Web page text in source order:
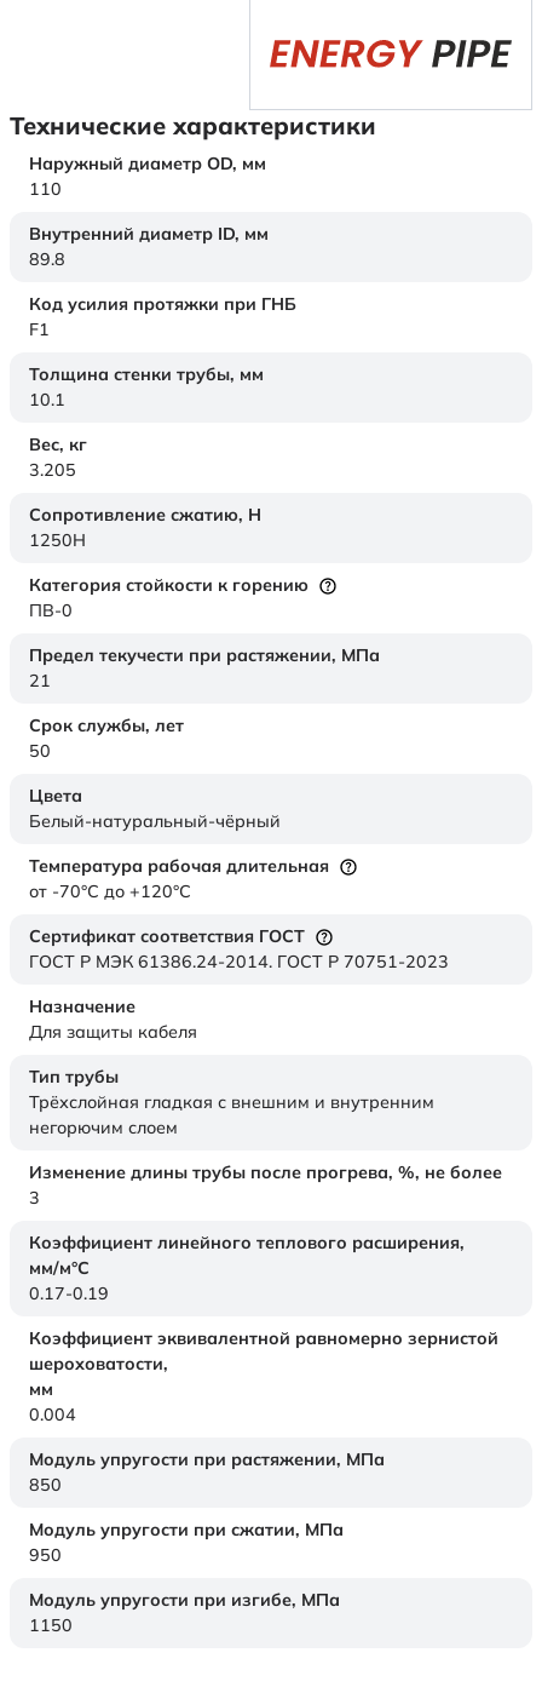
Технические характеристики
Наружный диаметр OD, мм
110
Внутренний диаметр ID, мм
89.8
Код усилия протяжки при ГНБ
F1
Толщина стенки трубы, мм
10.1
Вес, кг
3.205
Сопротивление сжатию, Н
1250H
Категория стойкости к горению
ПВ-0
Предел текучести при растяжении, МПа
21
Срок службы, лет
50
Цвета
Белый-натуральный-чёрный
Температура рабочая длительная
от -70°C до +120°C
Сертификат соответствия ГОСТ
ГОСТ Р МЭК 61386.24-2014. ГОСТ Р 70751-2023
Назначение
Для защиты кабеля
Тип трубы
Трёхслойная гладкая с внешним и внутренним
негорючим слоем
Изменение длины трубы после прогрева, %, не более
3
Коэффициент линейного теплового расширения,
мм/м°С
0.17-0.19
Коэффициент эквивалентной равномерно зернистой
шероховатости,
мм
0.004
Модуль упругости при растяжении, МПа
850
Модуль упругости при сжатии, МПа
950
Модуль упругости при изгибе, МПа
1150